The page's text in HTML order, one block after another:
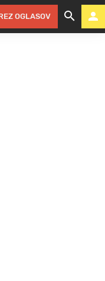
OGLASOV